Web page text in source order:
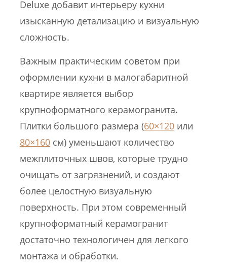
Deluxe добавит интерьеру кухни
изысканную детализацию и визуальную
сложность.
Важным практическим советом при
оформлении кухни в малогабаритной
квартире является выбор
крупноформатного керамогранита.
Плитки большого размера (60×120 или
80×160 см) уменьшают количество
межплиточных швов, которые трудно
очищать от загрязнений, и создают
более целостную визуальную
поверхность. При этом современный
крупноформатный керамогранит
достаточно технологичен для легкого
монтажа и обработки.